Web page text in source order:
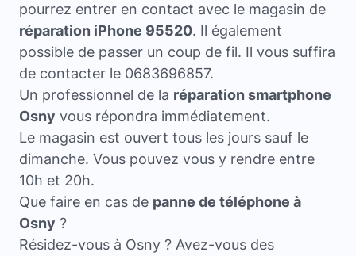
pourrez entrer en contact avec le magasin de
réparation iPhone 95520. Il également
possible de passer un coup de fil. Il vous suffira
de contacter le 0683696857.
Un professionnel de la réparation smartphone
Osny vous répondra immédiatement.
Le magasin est ouvert tous les jours sauf le
dimanche. Vous pouvez vous y rendre entre
10h et 20h.
Que faire en cas de panne de téléphone à
Osny ?
Résidez-vous à Osny ? Avez-vous des